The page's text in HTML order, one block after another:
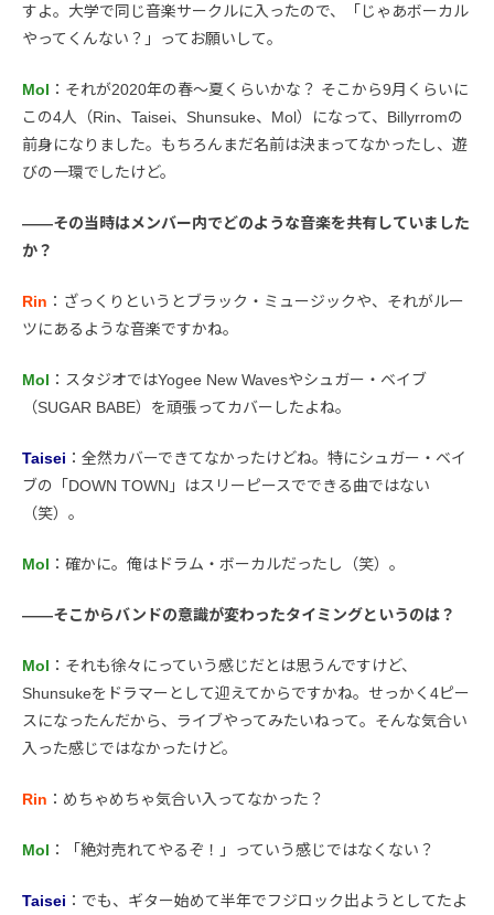
すよ。大学で同じ音楽サークルに入ったので、「じゃあボーカル
やってくんない？」ってお願いして。
Mol ：それが2020年の春〜夏くらいかな？ そこから9月くらいに
この4人（Rin、Taisei、Shunsuke、Mol）になって、Billyrromの
前身になりました。もちろんまだ名前は決まってなかったし、遊
びの一環でしたけど。
――その当時はメンバー内でどのような音楽を共有していました
か？
Rin ：ざっくりというとブラック・ミュージックや、それがルー
ツにあるような音楽ですかね。
Mol ：スタジオではYogee New Wavesやシュガー・ベイブ
（SUGAR BABE）を頑張ってカバーしたよね。
Taisei ：全然カバーできてなかったけどね。特にシュガー・ベイ
ブの「DOWN TOWN」はスリーピースでできる曲ではない
（笑）。
Mol ：確かに。俺はドラム・ボーカルだったし（笑）。
――そこからバンドの意識が変わったタイミングというのは？
Mol ：それも徐々にっていう感じだとは思うんですけど、
Shunsukeをドラマーとして迎えてからですかね。せっかく4ピー
スになったんだから、ライブやってみたいねって。そんな気合い
入った感じではなかったけど。
Rin ：めちゃめちゃ気合い入ってなかった？
Mol ：「絶対売れてやるぞ！」っていう感じではなくない？
Taisei ：でも、ギター始めて半年でフジロック出ようとしてたよ